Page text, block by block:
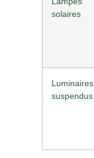
solaires
Luminaires
suspendus